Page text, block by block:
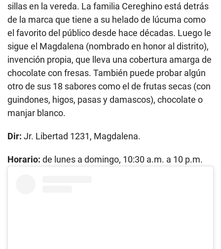
sillas en la vereda. La familia Cereghino está detrás
de la marca que tiene a su helado de lúcuma como
el favorito del público desde hace décadas. Luego le
sigue el Magdalena (nombrado en honor al distrito),
invención propia, que lleva una cobertura amarga de
chocolate con fresas. También puede probar algún
otro de sus 18 sabores como el de frutas secas (con
guindones, higos, pasas y damascos), chocolate o
manjar blanco.
Dir: Jr. Libertad 1231, Magdalena.
Horario: de lunes a domingo, 10:30 a.m. a 10 p.m.